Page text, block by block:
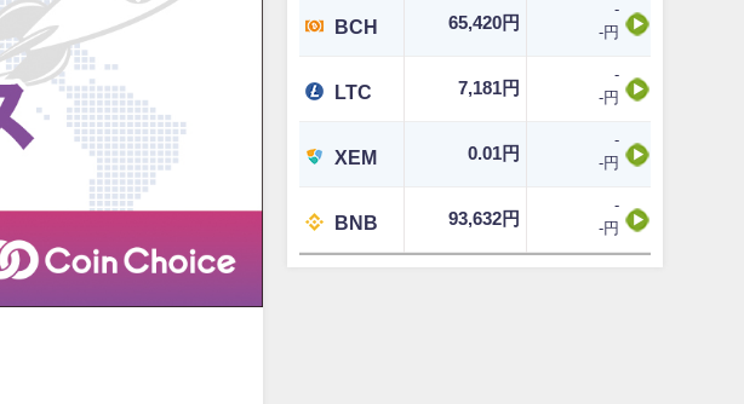
BCH 65,420円
-
-円
LTC 7,181円
-
-円
XEM 0.01円
-
-円
BNB 93,632円
-
-円